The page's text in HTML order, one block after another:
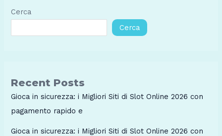
Cerca
Cerca
Recent Posts
Gioca in sicurezza: i Migliori Siti di Slot Online 2026 con
pagamento rapido e
Gioca in sicurezza: i Migliori Siti di Slot Online 2026 con